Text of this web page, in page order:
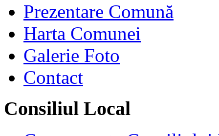
Prezentare Comună
Harta Comunei
Galerie Foto
Contact
Consiliul Local